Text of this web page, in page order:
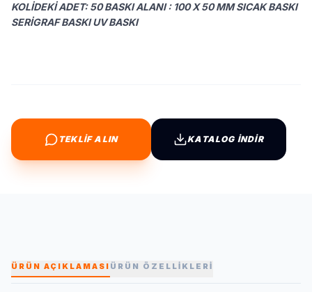
KOLIDEKI ADET: 50 BASKI ALANI : 100 X 50 MM SICAK BASKI
SERIGRAF BASKI UV BASKI
TEKLİF ALIN KATALOG İNDİR
ÜRÜN AÇIKLAMASI ÜRÜN ÖZELLİKLERİ